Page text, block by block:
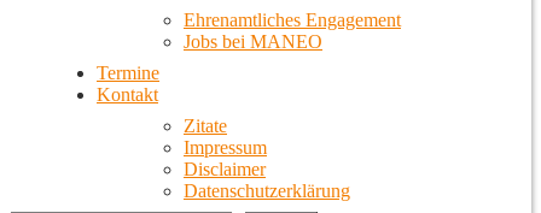
Ehrenamtliches Engagement
Jobs bei MANEO
Termine
Kontakt
Zitate
Impressum
Disclaimer
Datenschutzerklärung